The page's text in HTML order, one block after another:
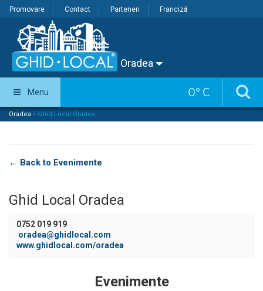
Promovare Contact Parteneri Franciză
Oradea
0° C
Menu
Oradea » Ghid Local Oradea
← Back to Evenimente
Ghid Local Oradea
0752 019 919
oradea@ghidlocal.com
www.ghidlocal.com/oradea
Evenimente